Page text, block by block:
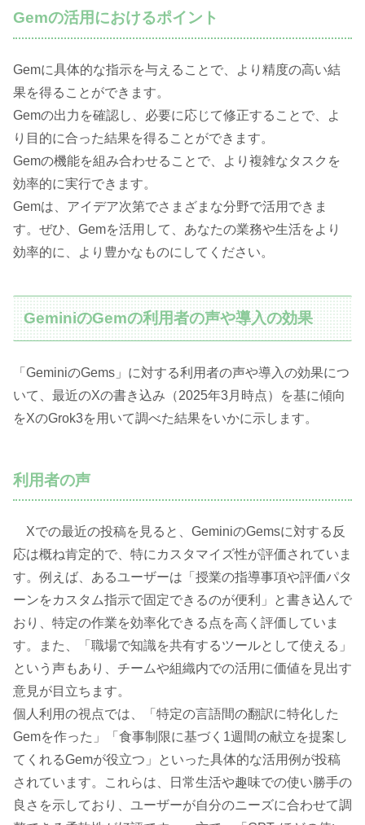
Gemの活用におけるポイント
Gemに具体的な指示を与えることで、より精度の高い結
果を得ることができます。
Gemの出力を確認し、必要に応じて修正することで、よ
り目的に合った結果を得ることができます。
Gemの機能を組み合わせることで、より複雑なタスクを
効率的に実行できます。
Gemは、アイデア次第でさまざまな分野で活用できま
す。ぜひ、Gemを活用して、あなたの業務や生活をより
効率的に、より豊かなものにしてください。
GeminiのGemの利用者の声や導入の効果
「GeminiのGems」に対する利用者の声や導入の効果につ
いて、最近のXの書き込み（2025年3月時点）を基に傾向
をXのGrok3を用いて調べた結果をいかに示します。
利用者の声
Xでの最近の投稿を見ると、GeminiのGemsに対する反
応は概ね肯定的で、特にカスタマイズ性が評価されていま
す。例えば、あるユーザーは「授業の指導事項や評価パタ
ーンをカスタム指示で固定できるのが便利」と書き込んで
おり、特定の作業を効率化できる点を高く評価していま
す。また、「職場で知識を共有するツールとして使える」
という声もあり、チームや組織内での活用に価値を見出す
意見が目立ちます。
個人利用の視点では、「特定の言語間の翻訳に特化した
Gemを作った」「食事制限に基づく1週間の献立を提案し
てくれるGemが役立つ」といった具体的な活用例が投稿
されています。これらは、日常生活や趣味での使い勝手の
良さを示しており、ユーザーが自分のニーズに合わせて調